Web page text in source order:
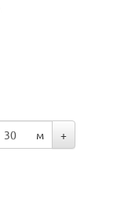
м +